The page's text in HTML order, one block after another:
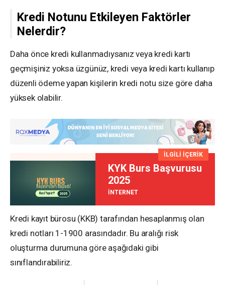
Kredi Notunu Etkileyen Faktörler
Nelerdir?
Daha önce kredi kullanmadıysanız veya kredi kartı
geçmişiniz yoksa üzgünüz, kredi veya kredi kartı kullanıp
düzenli ödeme yapan kişilerin kredi notu size göre daha
yüksek olabilir.
İLGİLİ İÇERİK
KYK Burs Başvurusu
2025
İNTERNET
Kredi kayıt bürosu (KKB) tarafından hesaplanmış olan
kredi notları 1-1900 arasındadır. Bu aralığı risk
oluşturma durumuna göre aşağıdaki gibi
sınıflandırabiliriz.